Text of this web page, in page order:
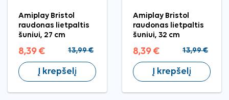
Amiplay Bristol
raudonas lietpaltis
šuniui, 27 cm
8,39 € 13,99 €
Į krepšelį
Amiplay Bristol
raudonas lietpaltis
šuniui, 32 cm
8,39 € 13,99 €
Į krepšelį